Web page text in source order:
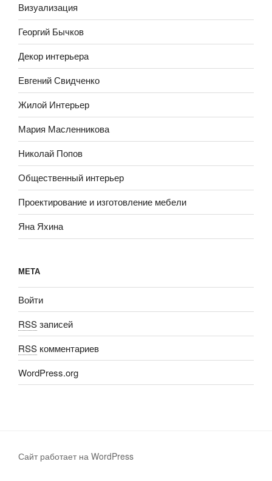
Визуализация
Георгий Бычков
Декор интерьера
Евгений Свидченко
Жилой Интерьер
Мария Масленникова
Николай Попов
Общественный интерьер
Проектирование и изготовление мебели
Яна Яхина
МЕТА
Войти
RSSзаписей
RSS комментариев
WordPress.org
Сайт работает на WordPress